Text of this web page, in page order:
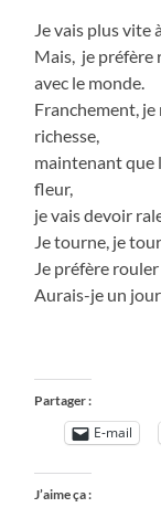
Je vais plus vite
Mais, je préfère
avec le monde.
Franchement, je
richesse,
maintenant que
fleur,
je vais devoir
Je tourne, je
Je préfère
Aurais-je un jour
Partager :
E-mail
J’aime ça :